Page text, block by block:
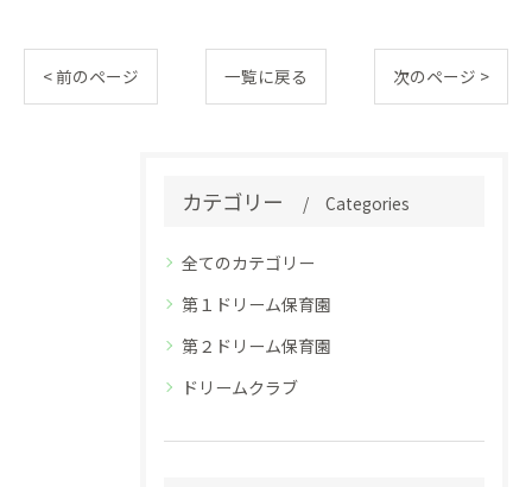
< 前のページ 一覧に戻る 次のページ >
カテゴリー Categories
全てのカテゴリー
第１ドリーム保育園
第２ドリーム保育園
ドリームクラブ